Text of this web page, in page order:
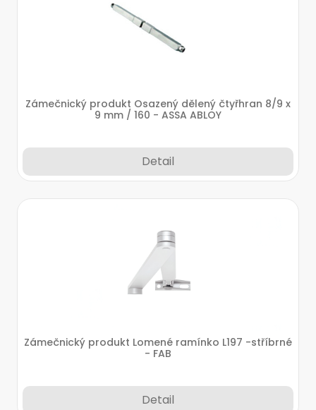
Zámečnický produkt Osazený dělený čtyřhran 8/9 x
9 mm / 160 - ASSA ABLOY
Detail
Zámečnický produkt Lomené ramínko L197 -stříbrné
- FAB
Detail